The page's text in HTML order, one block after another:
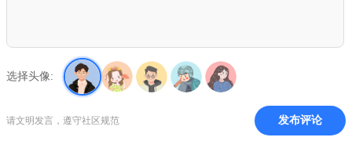
选择头像:
请文明发言，遵守社区规范 发布评论